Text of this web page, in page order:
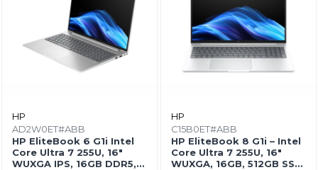
Tower Online
Camere de supraveghere
Camere Securitate IP Outdoor
Gamepad-uri & Joystick-uri
Garantii & Serviciii
Software si Clound
HP
AD2W0ET#ABB
HP EliteBook 6 G1i Intel
Core Ultra 7 255U, 16"
WUXGA IPS, 16GB DDR5,
HP
C15B0ET#ABB
HP EliteBook 8 G1i – Intel
Core Ultra 7 255U, 16"
WUXGA, 16GB, 512GB SSD,